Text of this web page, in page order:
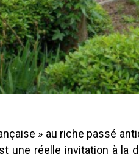
» au riche passé
une réelle invitation à la